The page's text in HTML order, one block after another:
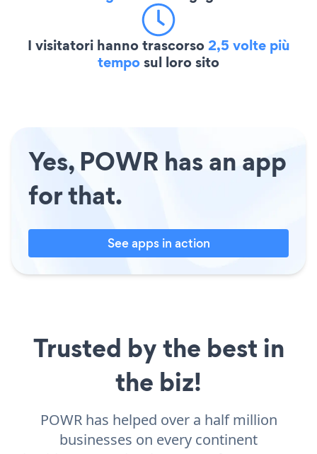
I visitatori hanno trascorso2,5 volte più
temposul loro sito
Yes, POWR has an app
for that.
See apps in action
Trusted by the best in
the biz!
POWR has helped over a half million
businesses on every continent